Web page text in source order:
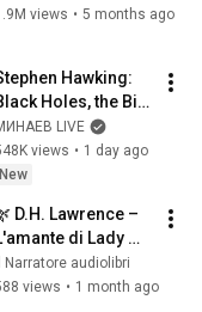
views • 5 months ago
Hawking:
Holes, the Big
and the End of
Universe / Idol
Stories / MINAEV
LIVE
views • 1 day ago
New
D.H. Lawrence –
di Lady
| Cap. 1
con
Narratore audiolibri
views • 1 month ago